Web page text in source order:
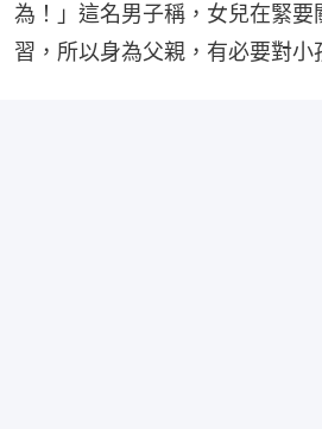
為！」這名男子稱，女兒在緊要
習，所以身為父親，有必要對小